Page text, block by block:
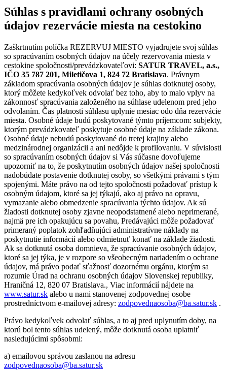
Súhlas s pravidlami ochrany osobných
údajov rezervácie miesta na cestokino
Zaškrtnutím políčka REZERVUJ MIESTO vyjadrujete svoj súhlas
so spracúvaním osobných údajov na účely rezervovania miesta v
cestokine spoločnosti/prevádzkovateľovi: SATUR TRAVEL, a.s.,
IČO 35 787 201, Miletičova 1, 824 72 Bratislava. Právnym
základom spracúvania osobných údajov je súhlas dotknutej osoby,
ktorý môžete kedykoľvek odvolať bez toho, aby to malo vplyv na
zákonnosť spracúvania založeného na súhlase udelenom pred jeho
odvolaním. Čas platnosti súhlasu uplynie mesiac odo dňa rezervácie
miesta. Osobné údaje budú poskytované týmto príjemcom: subjekty,
ktorým prevádzkovateľ poskytuje osobné údaje na základe zákona.
Osobné údaje nebudú poskytované do tretej krajiny alebo
medzinárodnej organizácii a ani nedôjde k profilovaniu. V súvislosti
so spracúvaním osobných údajov si Vás súčasne dovoľujeme
upozorniť na to, že poskytnutím osobných údajov našej spoločnosti
nadobúdate postavenie dotknutej osoby, so všetkými právami s tým
spojenými. Máte právo na od tejto spoločnosti požadovať prístup k
osobným údajom, ktoré sa jej týkajú, ako aj právo na opravu,
vymazanie alebo obmedzenie spracúvania týchto údajov. Ak sú
žiadosti dotknutej osoby zjavne neopodstatnené alebo neprimerané,
najmä pre ich opakujúcu sa povahu, Predávajúci môže požadovať
primeraný poplatok zohľadňujúci administratívne náklady na
poskytnutie informácií alebo odmietnuť konať na základe žiadosti.
Ak sa dotknutá osoba domnieva, že spracúvanie osobných údajov,
ktoré sa jej týka, je v rozpore so všeobecným nariadením o ochrane
údajov, má právo podať sťažnosť dozornému orgánu, ktorým sa
rozumie Úrad na ochranu osobných údajov Slovenskej republiky,
Hraničná 12, 820 07 Bratislava., Viac informácií nájdete na
www.satur.sk alebo u nami stanovenej zodpovednej osobe
prostredníctvom e-mailovej adresy: zodpovednaosoba@ba.satur.sk .
Právo kedykoľvek odvolať súhlas, a to aj pred uplynutím doby, na
ktorú bol tento súhlas udelený, môže dotknutá osoba uplatniť
nasledujúcimi spôsobmi:
a) emailovou správou zaslanou na adresu
zodpovednaosoba@ba.satur.sk